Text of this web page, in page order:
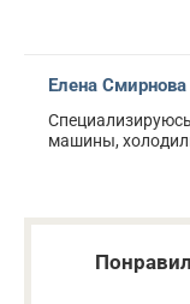
Елена Смирнова
машины,